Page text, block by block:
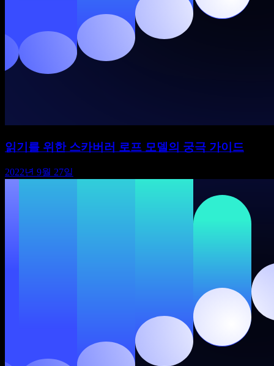
읽기를 위한 스카버러 로프 모델의 궁극 가이드
2022년 9월 27일